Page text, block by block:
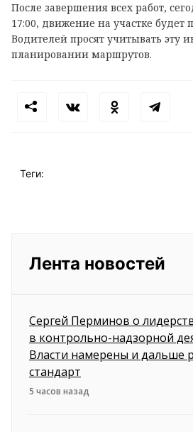
После завершения всех работ,
17:00, движение на участке будет
Водителей просят учитывать
планировании маршрутов.
Теги:
Лента новостей
Сергей Перминов о
в контрольно-надзорной
Власти намерены и дальше
стандарт
5 часов назад